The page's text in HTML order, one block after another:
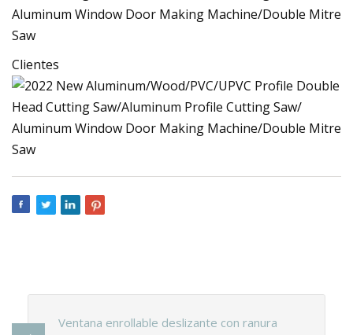
Clientes
Ventana enrollable deslizante con ranura